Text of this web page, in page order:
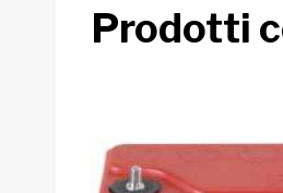
Prodotti